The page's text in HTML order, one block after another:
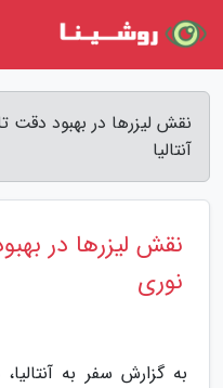
نقش لیزرها در بهبود
آنتالیا
نقش لیزرها در
نوری
به گزارش سفر به